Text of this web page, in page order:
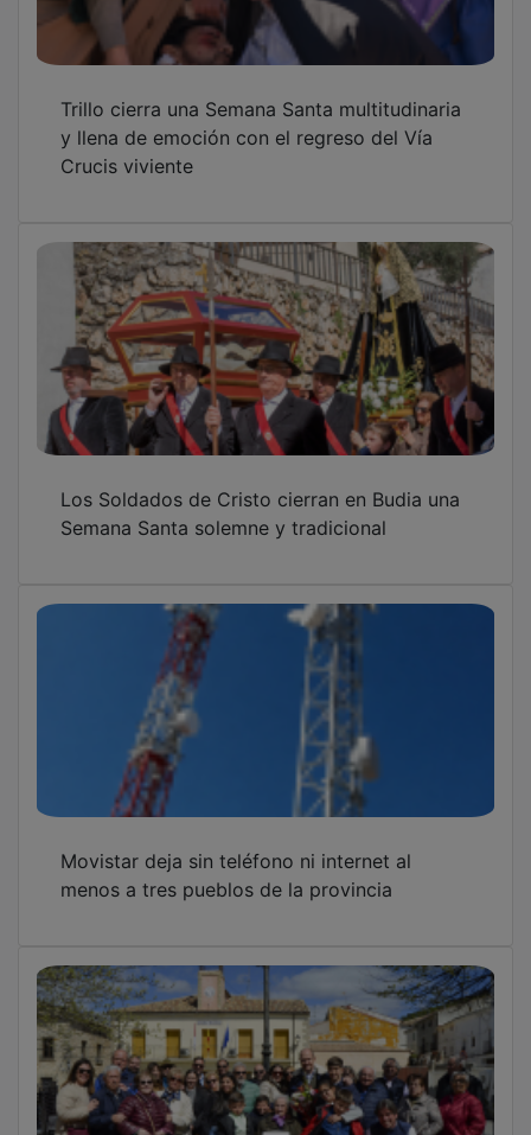
y llena de emoción con el regreso del Vía
Crucis viviente
Semana Santa solemne y tradicional
menos a tres pueblos de la provincia